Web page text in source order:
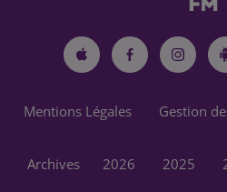
Mentions Légales Gestion
Archives 2026 2025